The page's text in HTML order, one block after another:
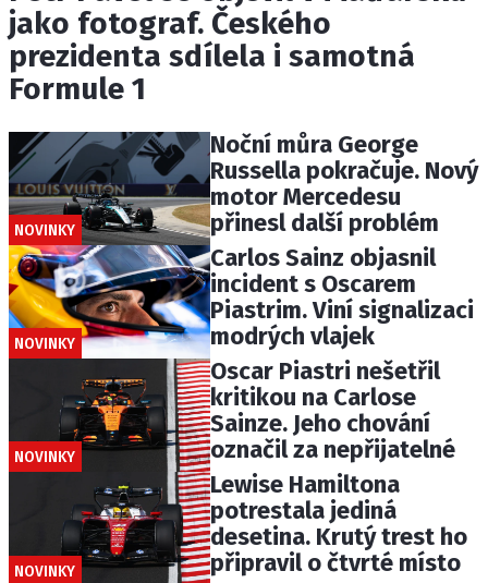
jako fotograf. Českého
prezidenta sdílela i samotná
Formule 1
NOVINKY
Noční můra George
Russella pokračuje. Nový
motor Mercedesu
přinesl další problém
NOVINKY
Carlos Sainz objasnil
incident s Oscarem
Piastrim. Viní signalizaci
modrých vlajek
NOVINKY
Oscar Piastri nešetřil
kritikou na Carlose
Sainze. Jeho chování
označil za nepřijatelné
NOVINKY
Lewise Hamiltona
potrestala jediná
desetina. Krutý trest ho
připravil o čtvrté místo